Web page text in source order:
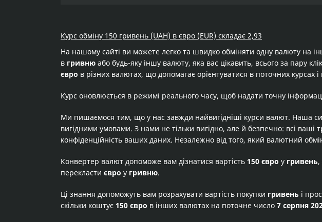
Курс обміну 150 гривень (UAH) в євро (EUR) складає 2,93
На нашому сайті ви можете легко та швидко обміняти одну валюту на
в гривню або будь-яку іншу валюту, яка вас цікавить, всього за пару
євро в різних валютах, що допомагає орієнтуватися в поточних курсах
Курс оновлюється в режимі реального часу, щоб надати точну
Ми пишаємося тим, що у нас завжди найвигідніші курси валют. Наша
вигідними умовами. З нами не тільки вигідно, але й безпечно: всі ваші
конфіденційність ваших даних. Незалежно від того, який валютний
Конвертер валют допоможе вам дізнатися вартість 150 євро у гривень,
перекласти євро у гривню.
Ці знання допоможуть вам розрахувати вартість покупки гривень і
скільки коштує 150 євро в інших валютах на поточне число 7 серпня